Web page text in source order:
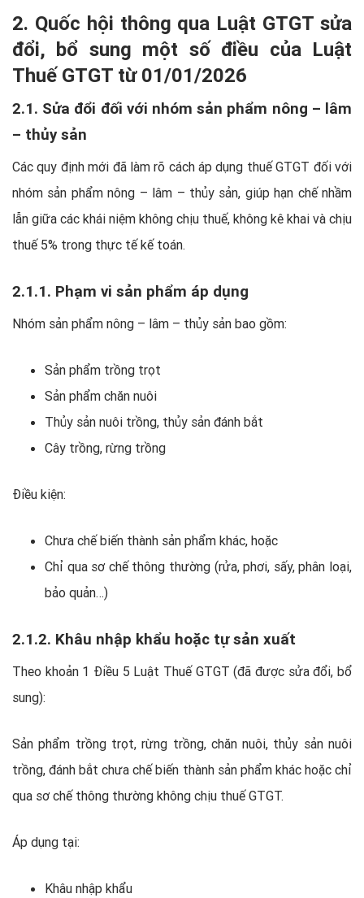
2. Quốc hội thông qua Luật GTGT sửa
đổi, bổ sung một số điều của Luật
Thuế GTGT từ 01/01/2026
2.1. Sửa đổi đối với nhóm sản phẩm nông – lâm
– thủy sản
Các quy định mới đã làm rõ cách áp dụng thuế GTGT đối với
nhóm sản phẩm nông – lâm – thủy sản, giúp hạn chế nhầm
lẫn giữa các khái niệm không chịu thuế, không kê khai và chịu
thuế 5% trong thực tế kế toán.
2.1.1. Phạm vi sản phẩm áp dụng
Nhóm sản phẩm nông – lâm – thủy sản bao gồm:
Sản phẩm trồng trọt
Sản phẩm chăn nuôi
Thủy sản nuôi trồng, thủy sản đánh bắt
Cây trồng, rừng trồng
Điều kiện:
Chưa chế biến thành sản phẩm khác, hoặc
Chỉ qua sơ chế thông thường (rửa, phơi, sấy, phân loại,
bảo quản…)
2.1.2. Khâu nhập khẩu hoặc tự sản xuất
Theo khoản 1 Điều 5 Luật Thuế GTGT (đã được sửa đổi, bổ
sung):
Sản phẩm trồng trọt, rừng trồng, chăn nuôi, thủy sản nuôi
trồng, đánh bắt chưa chế biến thành sản phẩm khác hoặc chỉ
qua sơ chế thông thường không chịu thuế GTGT.
Áp dụng tại:
Khâu nhập khẩu